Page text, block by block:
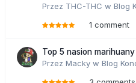
Przez THC-THC w Blog
1 comment
Top 5 nasion
Przez Macky w Blog